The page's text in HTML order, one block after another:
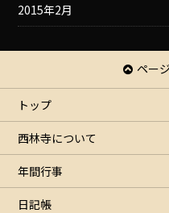
2015年2月
ペー
トップ
西林寺について
年間行事
日記帳